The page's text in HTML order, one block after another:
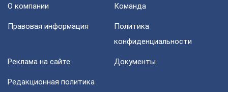
О компании Команда
Правовая информация
Политика
конфиденциальности
Реклама на сайте Документы
Редакционная политика